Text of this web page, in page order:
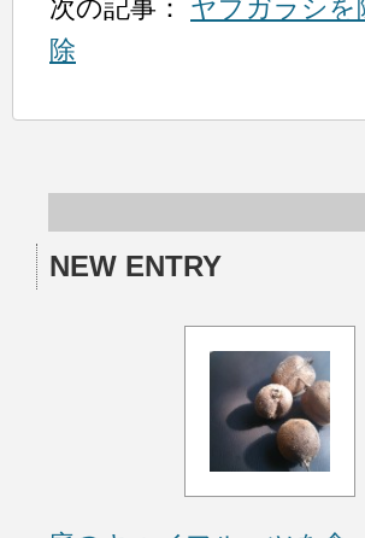
次の記事： ヤブガラシを
除
NEW ENTRY